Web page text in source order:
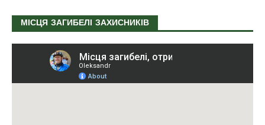
МІСЦЯ ЗАГИБЕЛІ ЗАХИСНИКІВ